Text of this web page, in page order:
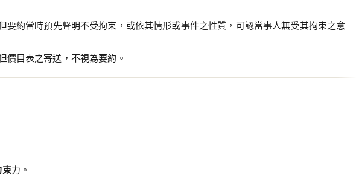
要約當時預先聲明不受拘束，或依其情形或事件之性質，可認當事人無受其拘束之意
價目表之寄送，不視為要約。
束力。